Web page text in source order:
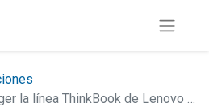
ThinkBook de Lenovo para tu empresa